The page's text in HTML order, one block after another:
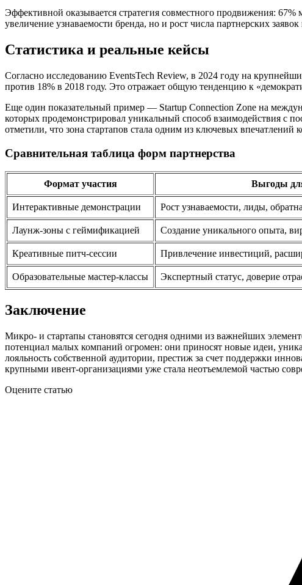
Эффективной оказывается стратегия совместного продвижения:
увеличение узнаваемости бренда, но и рост числа партнерских
Статистика и реальные кейсы
Согласно исследованию EventsTech Review, в 2024 году на
против 18% в 2018 году. Это отражает общую тенденцию к
Еще один показательный пример — Startup Connection Zone на
которых продемонстрировал уникальный способ взаимодействия с
отметили, что зона стартапов стала одним из ключевых впечатлений
Сравнительная таблица форм партнерства
Формат участия Выгоды
Интерактивные демонстрации Рост узнаваемости, лиды,
Лаунж-зоны с геймификацией Создание уникального опыта,
Креативные питч-сессии Привлечение инвестиций,
Образовательные мастер-классы Экспертный статус, доверие
Заключение
Микро- и стартапы становятся сегодня одними из важнейших
потенциал малых компаний огромен: они приносят новые идеи,
лояльность собственной аудитории, престиж за счет поддержки
крупными ивент-организациями уже стала неотъемлемой частью
Оцените статью